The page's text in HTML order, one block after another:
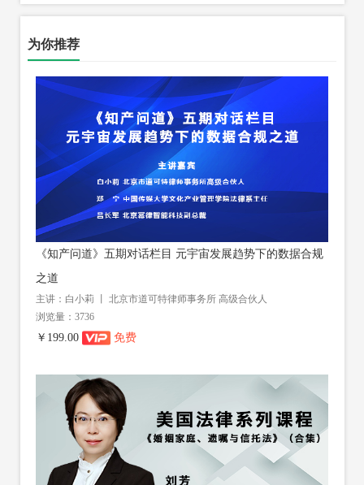
为你推荐
《知产问道》五期对话栏目 元宇宙发展趋势下的数据合规
之道
主讲：白小莉 丨 北京市道可特律师事务所 高级合伙人
浏览量：3736
￥199.00 免费